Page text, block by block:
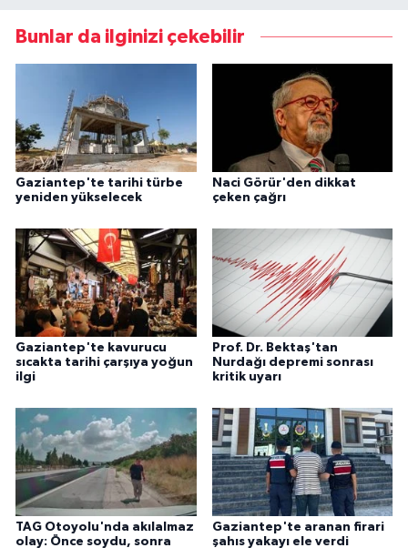
Bunlar da ilginizi çekebilir
Gaziantep'te tarihi türbe
yeniden yükselecek
Naci Görür'den dikkat
çeken çağrı
Gaziantep'te kavurucu
sıcakta tarihi çarşıya yoğun
ilgi
Prof. Dr. Bektaş'tan
Nurdağı depremi sonrası
kritik uyarı
TAG Otoyolu'nda akılalmaz
olay: Önce soydu, sonra
Gaziantep'te aranan firari
şahıs yakayı ele verdi